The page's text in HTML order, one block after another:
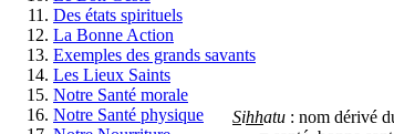
Des états spirituels
La Bonne Action
Exemples des grands savants
Les Lieux Saints
Notre Santé morale
Notre Santé physique
Sihhatu : nom dérivé